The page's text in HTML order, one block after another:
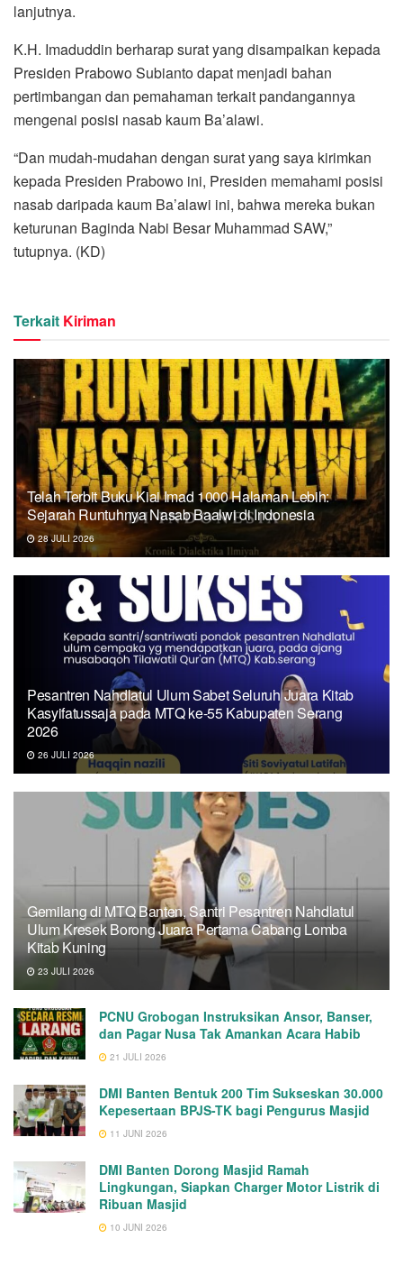
lanjutnya.
K.H. Imaduddin berharap surat yang disampaikan kepada
Presiden Prabowo Subianto dapat menjadi bahan
pertimbangan dan pemahaman terkait pandangannya
mengenai posisi nasab kaum Ba’alawi.
“Dan mudah-mudahan dengan surat yang saya kirimkan
kepada Presiden Prabowo ini, Presiden memahami posisi
nasab daripada kaum Ba’alawi ini, bahwa mereka bukan
keturunan Baginda Nabi Besar Muhammad SAW,”
tutupnya. (KD)
Terkait Kiriman
Telah Terbit Buku Kiai Imad 1000 Halaman Lebih:
Sejarah Runtuhnya Nasab Baalwi di Indonesia
28 JULI 2026
Pesantren Nahdlatul Ulum Sabet Seluruh Juara Kitab
Kasyifatussaja pada MTQ ke-55 Kabupaten Serang
2026
26 JULI 2026
Gemilang di MTQ Banten, Santri Pesantren Nahdlatul
Ulum Kresek Borong Juara Pertama Cabang Lomba
Kitab Kuning
23 JULI 2026
PCNU Grobogan Instruksikan Ansor, Banser,
dan Pagar Nusa Tak Amankan Acara Habib
21 JULI 2026
DMI Banten Bentuk 200 Tim Sukseskan 30.000
Kepesertaan BPJS-TK bagi Pengurus Masjid
11 JUNI 2026
DMI Banten Dorong Masjid Ramah
Lingkungan, Siapkan Charger Motor Listrik di
Ribuan Masjid
10 JUNI 2026